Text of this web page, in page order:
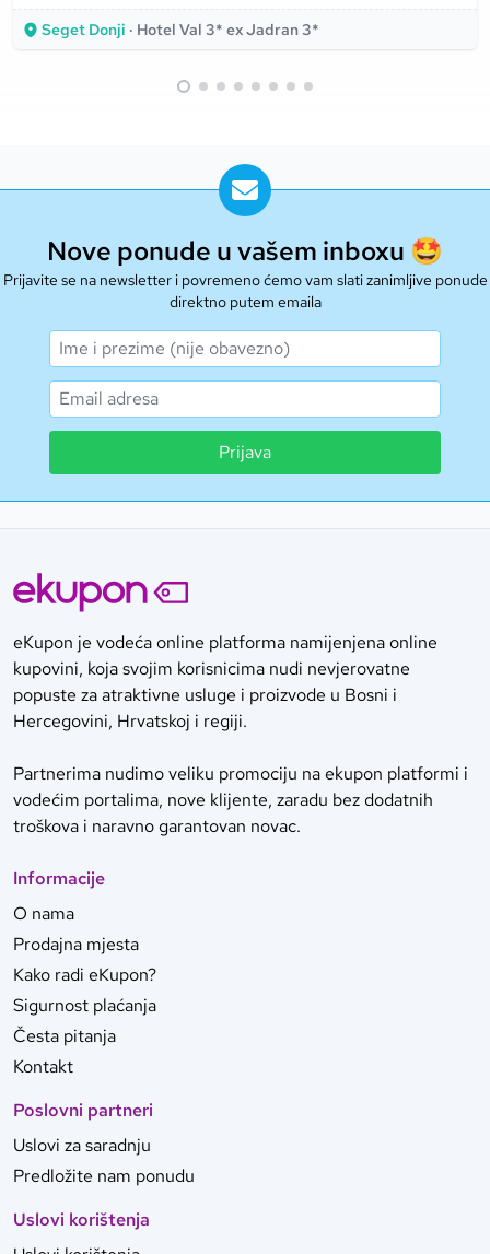
Seget Donji · Hotel Val 3* ex Jadran 3*
Nove ponude u vašem inboxu 🤩
Prijavite se na newsletter i povremeno ćemo vam slati zanimljive ponude
direktno putem emaila
Prijava
eKupon je vodeća online platforma namijenjena online
kupovini, koja svojim korisnicima nudi nevjerovatne
popuste za atraktivne usluge i proizvode u Bosni i
Hercegovini, Hrvatskoj i regiji.
Partnerima nudimo veliku promociju na ekupon platformi i
vodećim portalima, nove klijente, zaradu bez dodatnih
troškova i naravno garantovan novac.
Informacije
O nama
Prodajna mjesta
Kako radi eKupon?
Sigurnost plaćanja
Česta pitanja
Kontakt
Poslovni partneri
Uslovi za saradnju
Predložite nam ponudu
Uslovi korištenja